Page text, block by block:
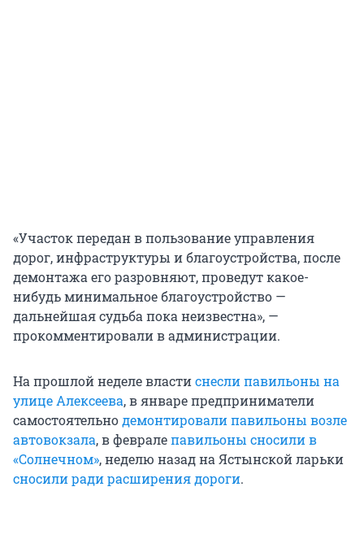
«Участок передан в пользование управления
дорог, инфраструктуры и благоустройства, после
демонтажа его разровняют, проведут какое-
нибудь минимальное благоустройство —
дальнейшая судьба пока неизвестна», —
прокомментировали в администрации.
На прошлой неделе властиснесли павильоны на
улице Алексеева, в январе предприниматели
самостоятельнодемонтировали павильоны возле
автовокзала, в февралепавильоны сносили в
«Солнечном», неделю назад на Ястынской ларьки
сносили ради расширения дороги.